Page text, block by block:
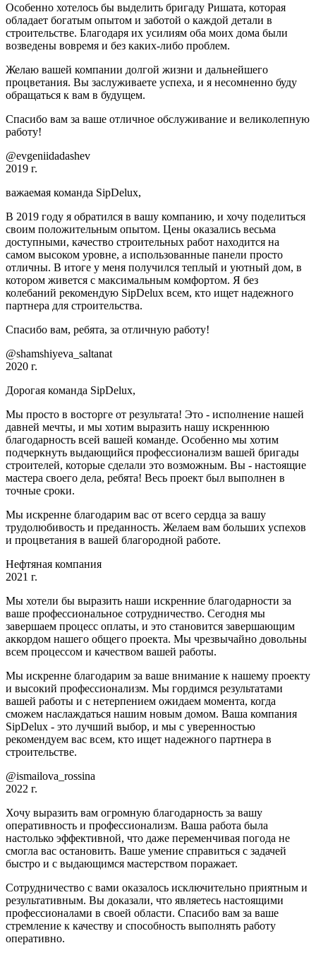
Особенно хотелось бы выделить бригаду Ришата, которая
обладает богатым опытом и заботой о каждой детали в
строительстве. Благодаря их усилиям оба моих дома были
возведены вовремя и без каких-либо проблем.
Желаю вашей компании долгой жизни и дальнейшего
процветания. Вы заслуживаете успеха, и я несомненно буду
обращаться к вам в будущем.
Спасибо вам за ваше отличное обслуживание и великолепную
работу!
@evgeniidadashev
2019 г.
важаемая команда SipDelux,
В 2019 году я обратился в вашу компанию, и хочу поделиться
своим положительным опытом. Цены оказались весьма
доступными, качество строительных работ находится на
самом высоком уровне, а использованные панели просто
отличны. В итоге у меня получился теплый и уютный дом, в
котором живется с максимальным комфортом. Я без
колебаний рекомендую SipDelux всем, кто ищет надежного
партнера для строительства.
Спасибо вам, ребята, за отличную работу!
@shamshiyeva_saltanat
2020 г.
Дорогая команда SipDelux,
Мы просто в восторге от результата! Это - исполнение нашей
давней мечты, и мы хотим выразить нашу искреннюю
благодарность всей вашей команде. Особенно мы хотим
подчеркнуть выдающийся профессионализм вашей бригады
строителей, которые сделали это возможным. Вы - настоящие
мастера своего дела, ребята! Весь проект был выполнен в
точные сроки.
Мы искренне благодарим вас от всего сердца за вашу
трудолюбивость и преданность. Желаем вам больших успехов
и процветания в вашей благородной работе.
Нефтяная компания
2021 г.
Мы хотели бы выразить наши искренние благодарности за
ваше профессиональное сотрудничество. Сегодня мы
завершаем процесс оплаты, и это становится завершающим
аккордом нашего общего проекта. Мы чрезвычайно довольны
всем процессом и качеством вашей работы.
Мы искренне благодарим за ваше внимание к нашему проекту
и высокий профессионализм. Мы гордимся результатами
вашей работы и с нетерпением ожидаем момента, когда
сможем наслаждаться нашим новым домом. Ваша компания
SipDelux - это лучший выбор, и мы с уверенностью
рекомендуем вас всем, кто ищет надежного партнера в
строительстве.
@ismailova_rossina
2022 г.
Хочу выразить вам огромную благодарность за вашу
оперативность и профессионализм. Ваша работа была
настолько эффективной, что даже переменчивая погода не
смогла вас остановить. Ваше умение справиться с задачей
быстро и с выдающимся мастерством поражает.
Сотрудничество с вами оказалось исключительно приятным и
результативным. Вы доказали, что являетесь настоящими
профессионалами в своей области. Спасибо вам за ваше
стремление к качеству и способность выполнять работу
оперативно.